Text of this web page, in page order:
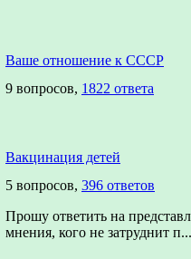
Ваше отношение к СССР
9 вопросов, 1822 ответа
Вакцинация детей
5 вопросов, 396 ответов
Прошу ответить на
мнения, кого не затруднит п...